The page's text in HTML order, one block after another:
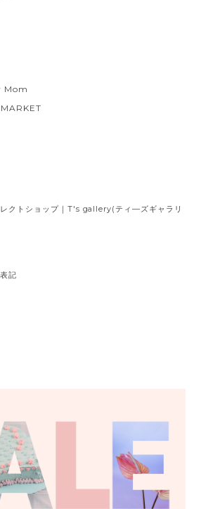
Mom
クトショップ｜T's gallery(ティ―ズギャラリ
記